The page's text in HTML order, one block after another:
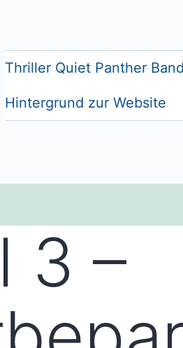
Thriller Quiet Panther
Hintergrund zur Website
3 –